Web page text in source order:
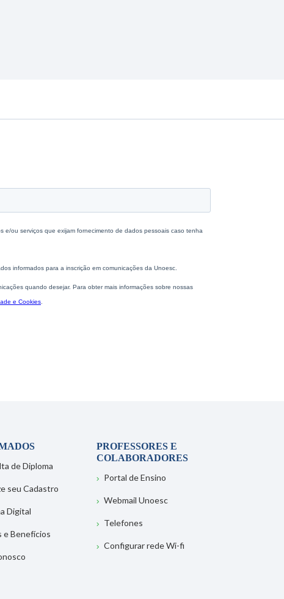
de Diploma
seu Cadastro
Digital
e Benefícios
PROFESSORES E
COLABORADORES
Portal de Ensino
Webmail Unoesc
Telefones
Configurar rede Wi-fi